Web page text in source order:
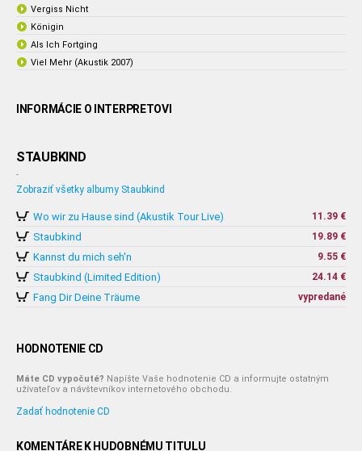
Vergiss Nicht
Königin
Als Ich Fortging
Viel Mehr (Akustik 2007)
INFORMÁCIE O INTERPRETOVI
STAUBKIND
-
Zobraziť všetky albumy Staubkind
Wo wir zu Hause sind (Akustik Tour Live) 11.39 €
Staubkind 19.89 €
Kannst du mich seh'n 9.55 €
Staubkind (Limited Edition) 24.14 €
Fang Dir Deine Träume vypredané
HODNOTENIE CD
Máte CD vypočuté? Napíšte Vaše hodnotenie CD a informujte ostatným
užívateľov a návštevníkov internetového obchodu.
Zadať hodnotenie CD
KOMENTÁRE K HUDOBNÉMU TITULU